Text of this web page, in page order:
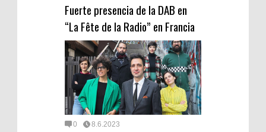
Fuerte presencia de la DAB en
“La Fête de la Radio” en Francia
0 8.6.2023